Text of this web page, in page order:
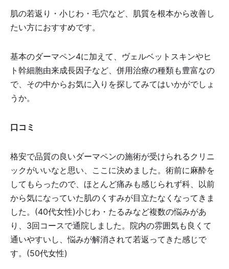
肌の若返り・小じわ・毛穴など、肌質を根本から改善し
たい方におすすめです。
基本のダーマペン4に加えて、ヴェルベットスキンやヒ
ト幹細胞由来成長因子など、併用治療の種類も豊富なの
で、その中からお気に入りを探してみてはいかがでしょ
うか。
口コミ
格安で品質の良いダーマペンの施術が受けられるクリニ
ックがいいなと思い、ここに決めました。術前に麻酔を
してもらったので、ほとんど痛みも感じられず科、以前
から気になっていた肌のくすみが目立たなくなってきま
した。(40代女性)小じわ・たるみなど複数の悩みがあ
り、3回コースで通院しました。院内の雰囲気も良くて
通いやすいし、悩みが解消されて若返ってきた感じで
す。(50代女性)